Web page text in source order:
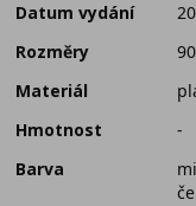
Datum vydání
Rozměry
Materiál
Hmotnost
-
Barva